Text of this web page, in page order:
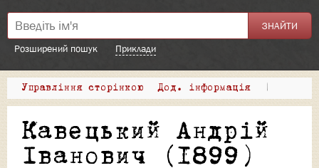
Розширений пошук Приклади
Управління сторінкою Дод. інформація |
Кавецький Андрій
Іванович (1899)